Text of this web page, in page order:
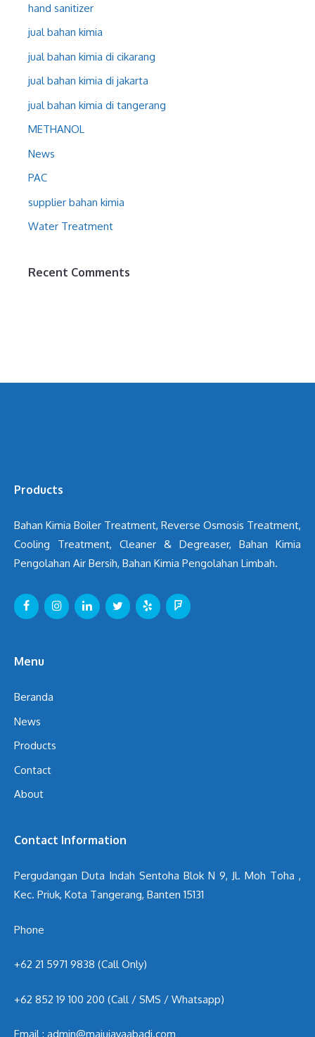
hand sanitizer
jual bahan kimia
jual bahan kimia di cikarang
jual bahan kimia di jakarta
jual bahan kimia di tangerang
METHANOL
News
PAC
supplier bahan kimia
Water Treatment
Recent Comments
Products
Bahan Kimia Boiler Treatment, Reverse Osmosis Treatment,
Cooling Treatment, Cleaner & Degreaser, Bahan Kimia
Pengolahan Air Bersih, Bahan Kimia Pengolahan Limbah.
Menu
Beranda
News
Products
Contact
About
Contact Information
Pergudangan Duta Indah Sentoha Blok N 9, Jl. Moh Toha ,
Kec. Priuk, Kota Tangerang, Banten 15131
Phone
+62 21 5971 9838 (Call Only)
+62 852 19 100 200 (Call / SMS / Whatsapp)
Email : admin@majujayaabadi.com